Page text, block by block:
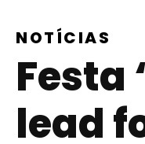
NOTÍCIAS
Festa
lead